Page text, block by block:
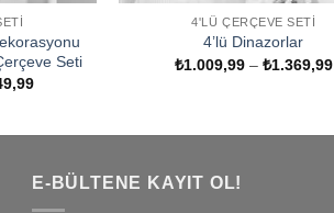
Seti
Fiyat
4'LÜ ÇERÇEVE SETI
4’lü Dinazorlar
₺1.009,99 – ₺1.369,99
E-BÜLTENE KAYIT OL!